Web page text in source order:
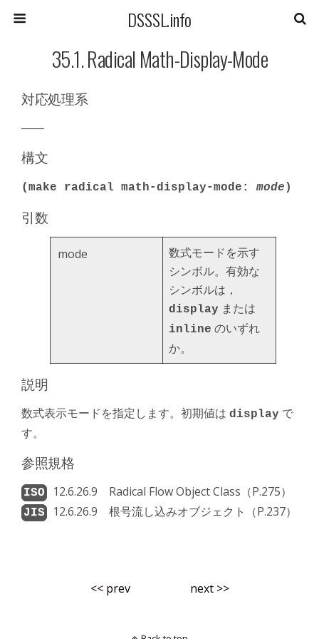
DSSSL.info
35.1. Radical Math-Display-Mode
対応処理系
――
構文
(make radical math-display-mode:mode )
引数
mode
数式モードを示す
シンボル。有効な
シンボルは，
display または
inline のいずれ
か。
説明
数式表示モードを指定します。初期値は display で
す。
参照規格
12.6.26.9 Radical Flow Object Class（P.275）
12.6.26.9 根号流し込みオブジェクト（P.237）
<< prev next >>